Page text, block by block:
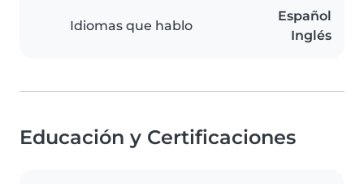
Idiomas que hablo
Español
Inglés
Educación y Certificaciones